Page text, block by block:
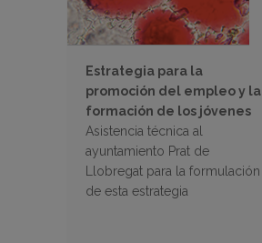
Estrategia para la
promoción del empleo y la
formación de los jóvenes
Asistencia técnica al
ayuntamiento Prat de
Llobregat para la formulación
de esta estrategia